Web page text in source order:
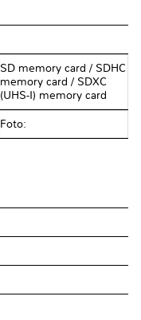
SD memory card / SDHC
memory card / SDXC
(UHS-I) memory card
Foto: